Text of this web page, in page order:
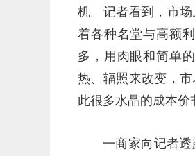
机。记者看到，市
着各种名堂与高额
多，用肉眼和简单
热、辐照来改变，
此很多水晶的成本价
一商家向记者